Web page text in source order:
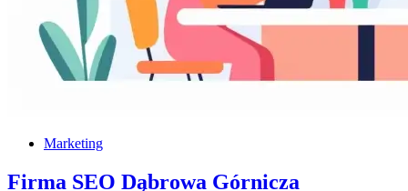
Marketing
Firma SEO Dąbrowa Górnicza